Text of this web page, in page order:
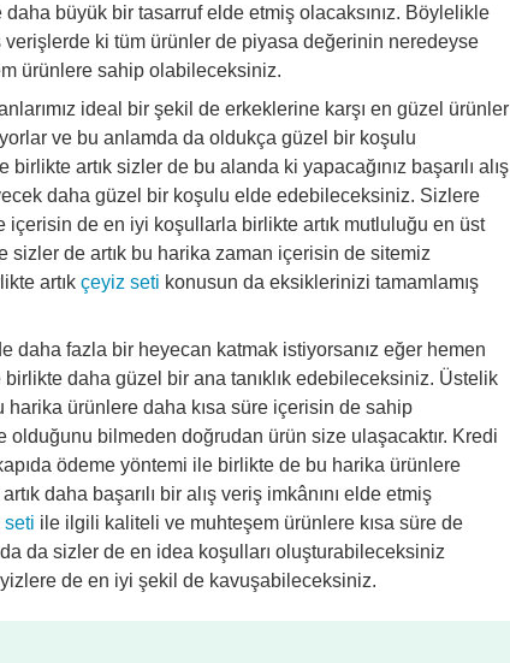
büyük bir tasarruf elde etmiş olacaksınız. Böylelikle
ki tüm ürünler de piyasa değerinin neredeyse
ürünlere sahip olabileceksiniz.
ideal bir şekil de erkeklerine karşı en güzel ürünler
ve bu anlamda da oldukça güzel bir koşulu
birlikte artık sizler de bu alanda ki yapacağınız başarılı alış
daha güzel bir koşulu elde edebileceksiniz. Sizlere
de en iyi koşullarla birlikte artık mutluluğu en üst
de artık bu harika zaman içerisin de sitemiz
artık çeyiz seti konusun da eksiklerinizi tamamlamış
daha fazla bir heyecan katmak istiyorsanız eğer hemen
daha güzel bir ana tanıklık edebileceksiniz. Üstelik
harika ürünlere daha kısa süre içerisin de sahip
bilmeden doğrudan ürün size ulaşacaktır. Kredi
ödeme yöntemi ile birlikte de bu harika ürünlere
daha başarılı bir alış veriş imkânını elde etmiş
seti ile ilgili kaliteli ve muhteşem ürünlere kısa süre de
da sizler de en idea koşulları oluşturabileceksiniz
de en iyi şekil de kavuşabileceksiniz.